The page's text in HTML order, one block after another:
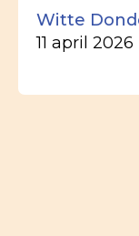
Witte
11 april 2026